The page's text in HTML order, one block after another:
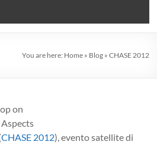
You are here: Home» Blog» CHASE 2012
on
CHASE 2012), evento satellite di